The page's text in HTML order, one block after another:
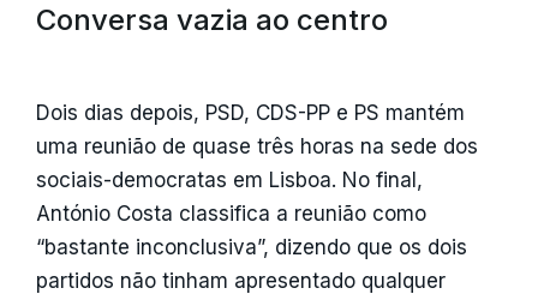
Conversa vazia ao centro
Dois dias depois, PSD, CDS-PP e PS mantém
uma reunião de quase três horas na sede dos
sociais-democratas em Lisboa. No final,
António Costa classifica a reunião como
“bastante inconclusiva”, dizendo que os dois
partidos não tinham apresentado qualquer